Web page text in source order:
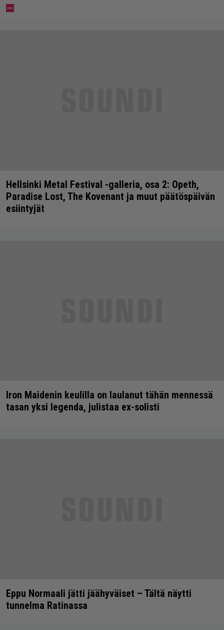
Hellsinki Metal Festival -galleria, osa 2: Opeth,
Paradise Lost, The Kovenant ja muut päätöspäivän
esiintyjät
Iron Maidenin keulilla on laulanut tähän mennessä
tasan yksi legenda, julistaa ex-solisti
Eppu Normaali jätti jäähyväiset – Tältä näytti
tunnelma Ratinassa